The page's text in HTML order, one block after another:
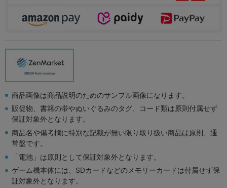
商品画像は商品説明のためのサンプル画像になります。
販促物、書籍の帯やぬいぐるみのタグ、コード類は原則付属せず
保証対象外となります。
商品名や備考欄に特別な記載が無い限り取り扱い商品は原則、通
常盤です。
「電池」は原則として保証対象外となります。
ゲーム機本体には、SDカードなどのメモリーカードは付属せず保
証対象外となります。